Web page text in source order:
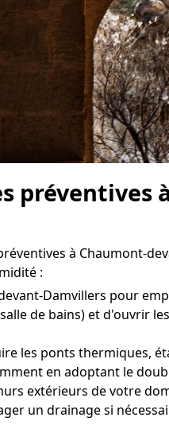
préventives
à Chaumont-
:
Damvillers pour
de bains) et d'ouvrir
les ponts thermiques,
en adoptant le
extérieurs de votre
un drainage si